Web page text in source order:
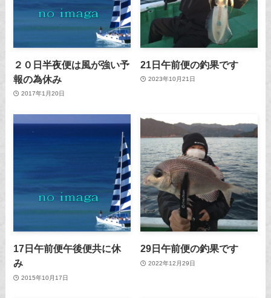
２０日半夜便は風が強い予
報の為休み
2017年1月20日
21日午前便の釣果です
2023年10月21日
17日午前便午後便共に休
み
2015年10月17日
29日午前便の釣果です
2022年12月29日